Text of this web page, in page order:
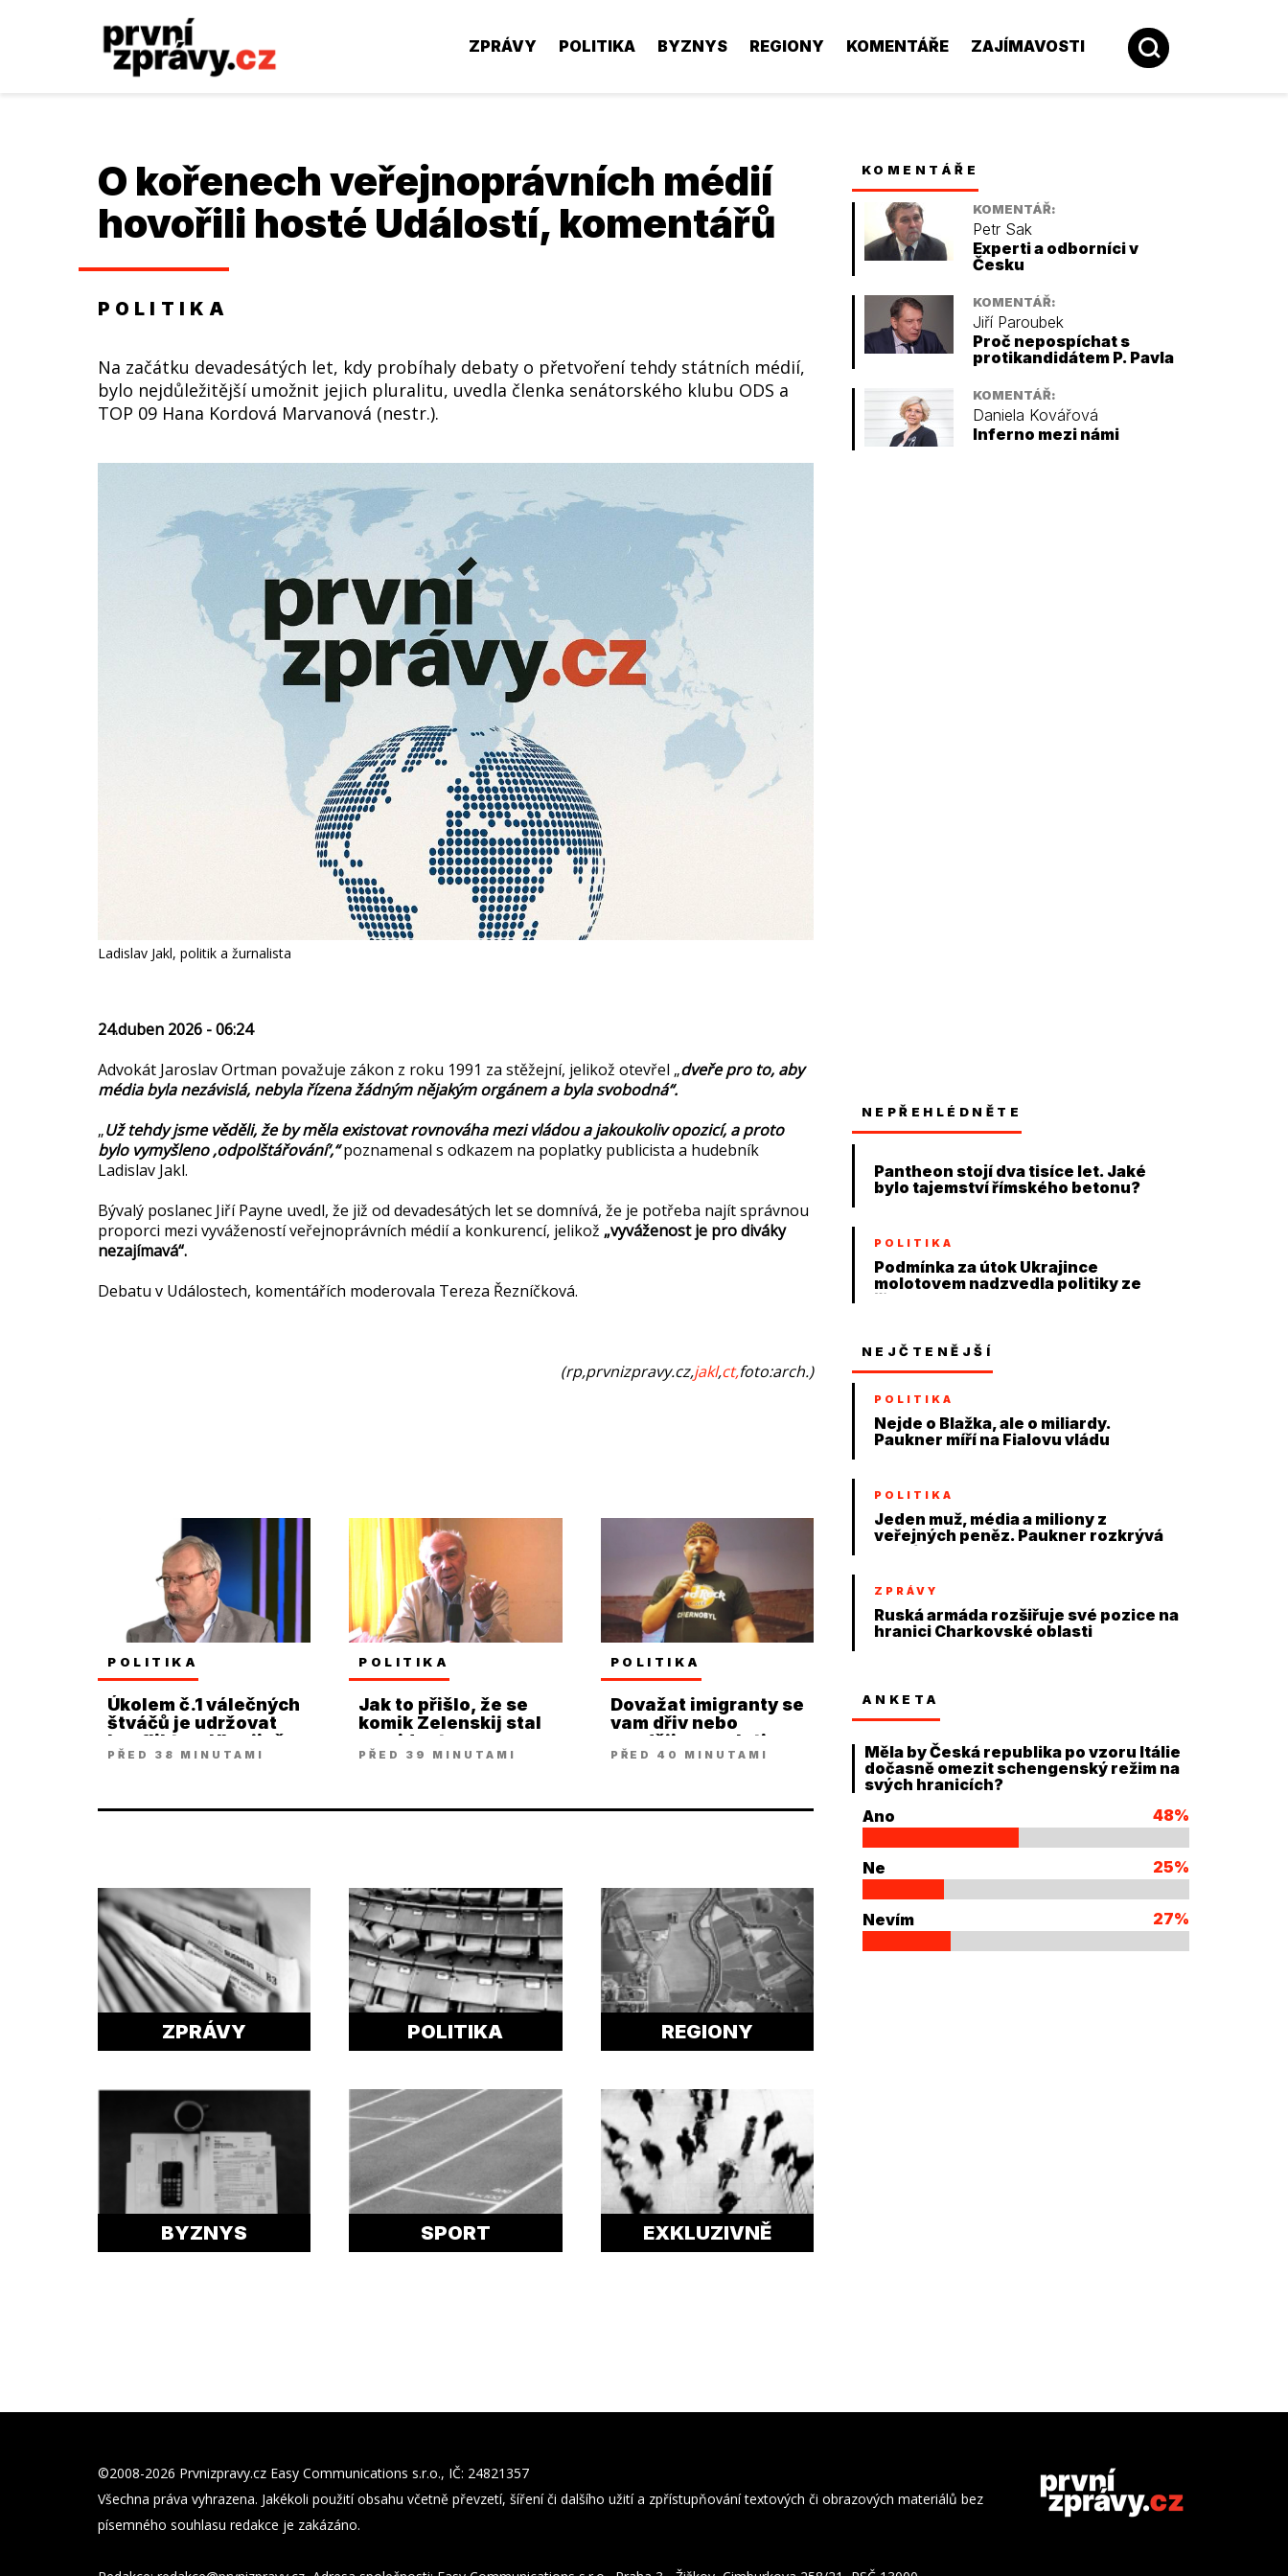
ZPRÁVY POLITIKA BYZNYS REGIONY KOMENTÁŘE ZAJÍMAVOSTI
O kořenech veřejnoprávních médií
hovořili hosté Událostí, komentářů
POLITIKA
Na začátku devadesátých let, kdy probíhaly debaty o přetvoření tehdy státních médií,
bylo nejdůležitější umožnit jejich pluralitu, uvedla členka senátorského klubu ODS a
TOP 09 Hana Kordová Marvanová (nestr.).
Ladislav Jakl, politik a žurnalista
24.duben 2026 - 06:24
Advokát Jaroslav Ortman považuje zákon z roku 1991 za stěžejní, jelikož otevřel „dveře pro to, aby
média byla nezávislá, nebyla řízena žádným nějakým orgánem a byla svobodná“.
„Už tehdy jsme věděli, že by měla existovat rovnováha mezi vládou a jakoukoliv opozicí, a proto
bylo vymyšleno ‚odpolštářování‘,“poznamenal s odkazem na poplatky publicista a hudebník
Ladislav Jakl.
Bývalý poslanec Jiří Payne uvedl, že již od devadesátých let se domnívá, že je potřeba najít správnou
proporci mezi vyvážeností veřejnoprávních médií a konkurencí, jelikož „vyváženost je pro diváky
nezajímavá“.
Debatu v Událostech, komentářích moderovala Tereza Řezníčková.
(rp,prvnizpravy.cz,jakl,ct,foto:arch.)
POLITIKA
Úkolem č.1 válečných
štváčů je udržovat
konflikt na Ukrajině
PŘED 38 MINUTAMI
POLITIKA
Jak to přišlo, že se
komik Zelenskij stal
prezidentem
PŘED 39 MINUTAMI
POLITIKA
Dovažat imigranty se
vam dřiv nebo
později nevyplati,
řiká Větvička
PŘED 40 MINUTAMI
ZPRÁVY POLITIKA REGIONY
BYZNYS SPORT EXKLUZIVNĚ
KOMENTÁŘE
KOMENTÁŘ:
Petr Sak
Experti a odborníci v
Česku
KOMENTÁŘ:
Jiří Paroubek
Proč nepospíchat s
protikandidátem P. Pavla
KOMENTÁŘ:
Daniela Kovářová
Inferno mezi námi
NEPŘEHLÉDNĚTE
Pantheon stojí dva tisíce let. Jaké
bylo tajemství římského betonu?
POLITIKA
Podmínka za útok Ukrajince
molotovem nadzvedla politiky ze
židle
NEJČTENĚJŠÍ
POLITIKA
Nejde o Blažka, ale o miliardy.
Paukner míří na Fialovu vládu
POLITIKA
Jeden muž, média a miliony z
veřejných peněz. Paukner rozkrývá
systém
ZPRÁVY
Ruská armáda rozšiřuje své pozice na
hranici Charkovské oblasti
ANKETA
Měla by Česká republika po vzoru Itálie
dočasně omezit schengenský režim na
svých hranicích?
Ano
48%
Ne 25%
Nevím 27%
©2008-2026 Prvnizpravy.cz Easy Communications s.r.o., IČ: 24821357
Všechna práva vyhrazena. Jakékoli použití obsahu včetně převzetí, šíření či dalšího užití a zpřístupňování textových či obrazových materiálů bez
písemného souhlasu redakce je zakázáno.